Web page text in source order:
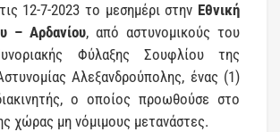
12-7-2023 το μεσημέρι στην Εθνική
– Αρδανίου, από αστυνομικούς του
Φύλαξης Σουφλίου της
Αλεξανδρούπολης, ένας (1)
ο οποίος προωθούσε στο
χώρας μη νόμιμους μετανάστες.